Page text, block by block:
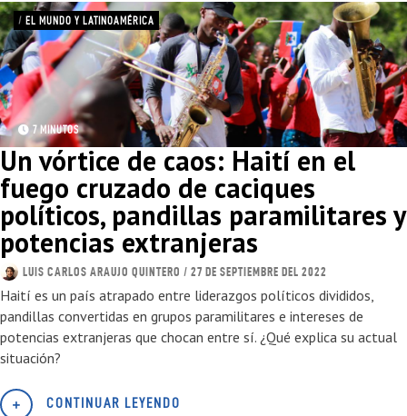
/ EL MUNDO Y LATINOAMÉRICA
7 MINUTOS
Un vórtice de caos: Haití en el
fuego cruzado de caciques
políticos, pandillas paramilitares y
potencias extranjeras
LUIS CARLOS ARAUJO QUINTERO / 27 DE SEPTIEMBRE DEL 2022
Haití es un país atrapado entre liderazgos políticos divididos,
pandillas convertidas en grupos paramilitares e intereses de
potencias extranjeras que chocan entre sí. ¿Qué explica su actual
situación?
CONTINUAR LEYENDO